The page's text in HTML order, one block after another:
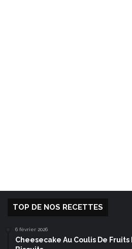
TOP DE NOS RECETTES
6 février 2026
Cheesecake Au Coulis De Fruits